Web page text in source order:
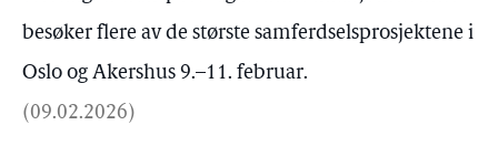
besøker flere av de største samferdselsprosjektene i
Oslo og Akershus 9.–11. februar.
(09.02.2026)